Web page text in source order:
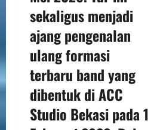
sekaligus menjadi
ajang pengenalan
ulang formasi
terbaru band yang
dibentuk di ACC
Studio Bekasi pada 1